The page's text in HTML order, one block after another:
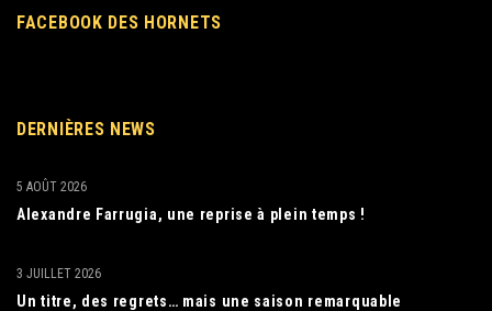
FACEBOOK DES HORNETS
DERNIÈRES NEWS
Alexandre Farrugia, une reprise à plein temps !
5 AOÛT 2026
Un titre, des regrets… mais une saison remarquable
3 JUILLET 2026